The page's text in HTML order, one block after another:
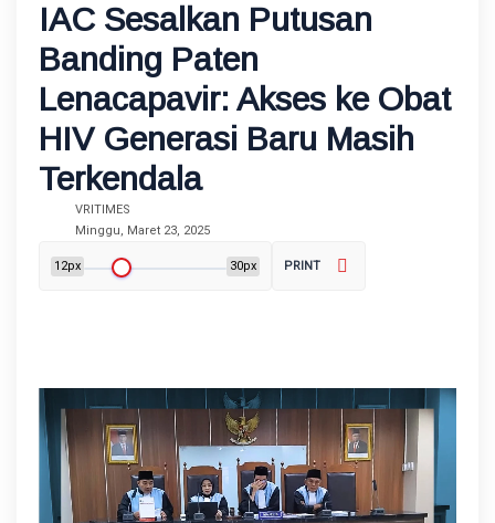
IAC Sesalkan Putusan
Banding Paten
Lenacapavir: Akses ke Obat
HIV Generasi Baru Masih
Terkendala
VRITIMES
Minggu, Maret 23, 2025
12px 30px PRINT